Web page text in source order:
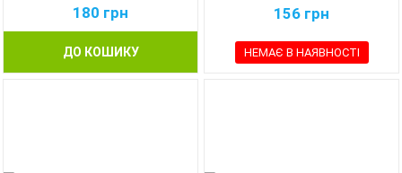
180 грн
ДО КОШИКУ
156 грн
НЕМАЄ В НАЯВНОСТІ